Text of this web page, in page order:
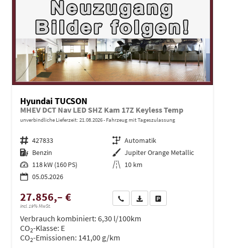
Hyundai TUCSON
MHEV DCT Nav LED SHZ Kam 17Z Keyless Temp
unverbindliche Lieferzeit: 21.08.2026 Fahrzeug mit Tageszulassung
Fahrzeugnr. 427833 Getriebe Automatik
Kraftstoff Benzin Außenfarbe Jupiter Orange Metallic
Leistung 118 kW (160 PS) Kilometerstand 10 km
05.05.2026
27.856,– €
incl. 19% MwSt.
Wir rufen Sie anPDF-Datei, Fahrzeugexposé
Verbrauch kombiniert: 6,30 l/100km
CO2-Klasse: E
CO2-Emissionen: 141,00 g/km